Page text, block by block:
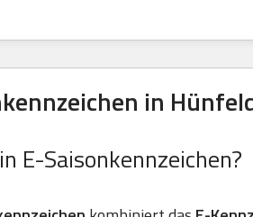
in
E-Saisonkennzeichen?